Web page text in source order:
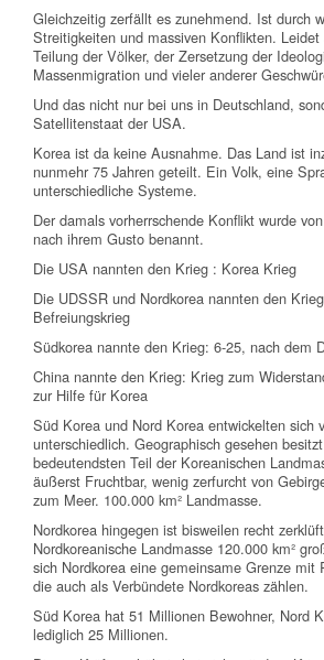
Gleichzeitig zerfällt es zunehmend. Ist durch
Streitigkeiten und massiven Konflikten.
Teilung der Völker, der Zersetzung der
Massenmigration und vieler anderer
Und das nicht nur bei uns in Deutschland,
Satellitenstaat der USA.
Korea ist da keine Ausnahme. Das Land ist
nunmehr 75 Jahren geteilt. Ein Volk, eine
unterschiedliche Systeme.
Der damals vorherrschende Konflikt wurde
nach ihrem Gusto benannt.
Die USA nannten den Krieg : Korea Krieg
Die UDSSR und Nordkorea nannten den
Befreiungskrieg
Südkorea nannte den Krieg: 6-25, nach dem
China nannte den Krieg: Krieg zum
zur Hilfe für Korea
Süd Korea und Nord Korea entwickelten sich
unterschiedlich. Geographisch gesehen
bedeutendsten Teil der Koreanischen
äußerst Fruchtbar, wenig zerfurcht von
zum Meer. 100.000 km² Landmasse.
Nordkorea hingegen ist bisweilen recht
Nordkoreanische Landmasse 120.000 km²
sich Nordkorea eine gemeinsame Grenze mit
die auch als Verbündete Nordkoreas zählen.
Süd Korea hat 51 Millionen Bewohner, Nord
lediglich 25 Millionen.